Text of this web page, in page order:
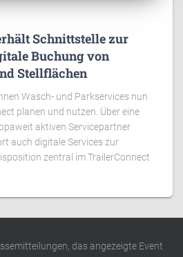
Schnittstelle zur
Buchung von
Stellflächen
Wasch- und Parkservices nun
planen und nutzen. Über eine
aktiven Servicepartner
auch digitale Services zur
zentral im TrailerConnect
das angezeigte Event